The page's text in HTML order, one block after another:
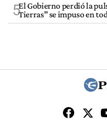
5El Gobierno perdió la
Tierras" se impuso en